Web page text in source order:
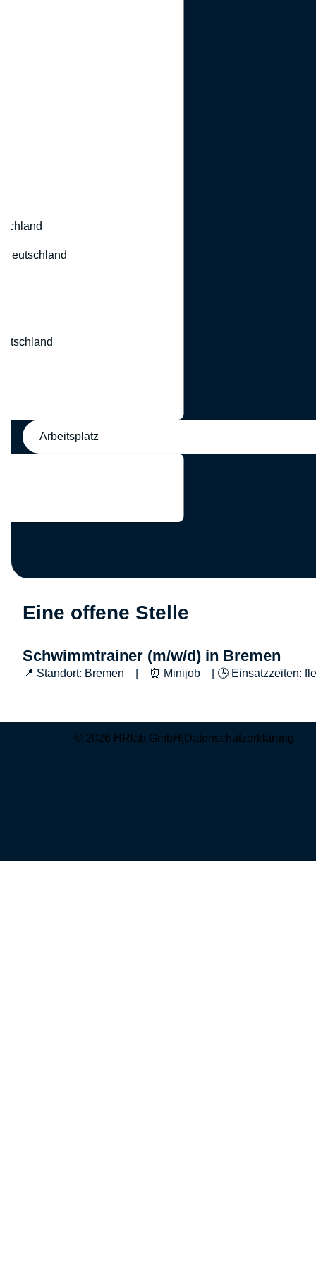
Arbeitsplatz
Eine offene Stelle
Schwimmtrainer (m/w/d) in Bremen
📍 Standort: Bremen | ⏰ Minijob | 🕒 Einsatzzeiten:
© 2026 HRlab GmbH Datenschutzerklärung